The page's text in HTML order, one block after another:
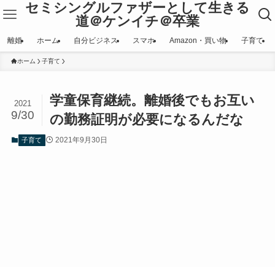
セミシングルファザーとして生きる
道＠ケンイチ＠卒業
離婚 ホーム 自分ビジネス スマホ Amazon・買い物 子育て
ホーム 子育て
学童保育継続。離婚後でもお互い
の勤務証明が必要になるんだな
2021
9/30
子育て 2021年9月30日